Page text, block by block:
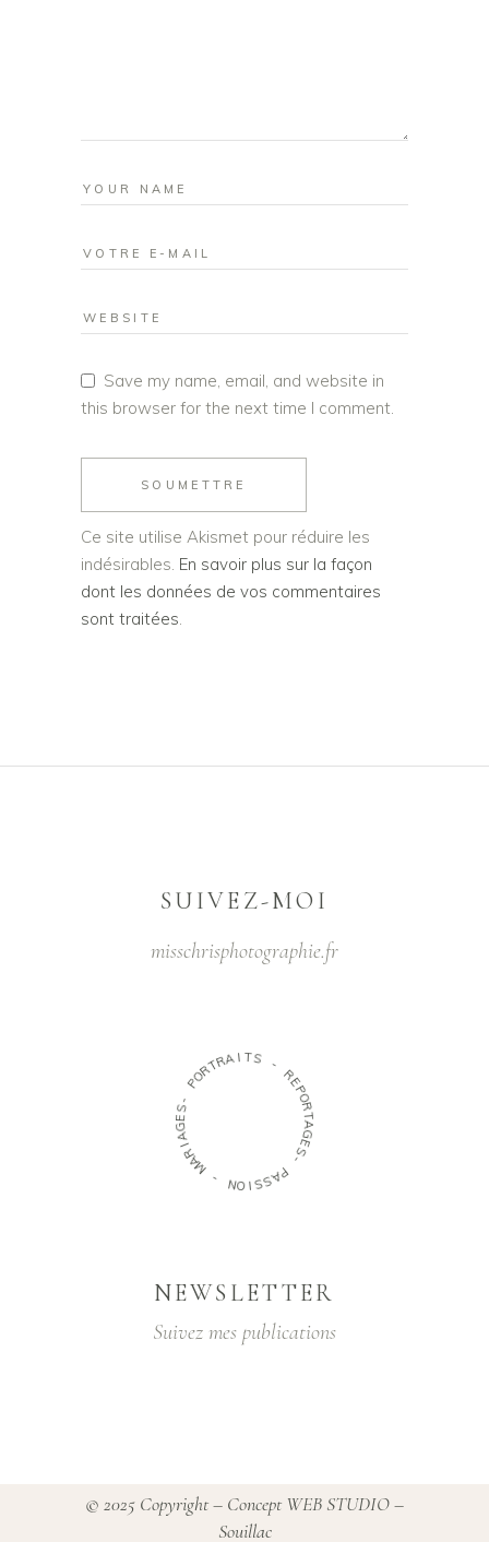
Save my name, email, and website in
this browser for the next time I comment.
SOUMETTRE
Ce site utilise Akismet pour réduire les
indésirables. En savoir plus sur la façon
dont les données de vos commentaires
sont traitées.
SUIVEZ-MOI
misschrisphotographie.fr
-
M
A
R
I
A
G
E
S
P
ORTRA ITS -
R
E
P
O
R
T
A
G
E
S
-
P
A
S
S
I
O
N
NEWSLETTER
Suivez mes publications
© 2025 Copyright – Concept WEB STUDIO–
Souillac